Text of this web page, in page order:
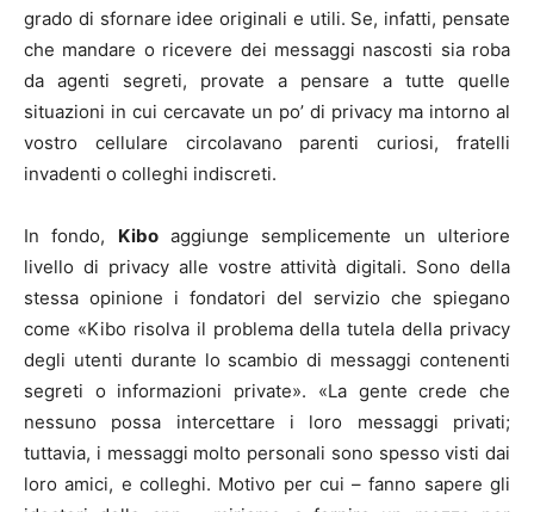
grado di sfornare idee originali e utili. Se, infatti, pensate
che mandare o ricevere dei messaggi nascosti sia roba
da agenti segreti, provate a pensare a tutte quelle
situazioni in cui cercavate un po’ di privacy ma intorno al
vostro cellulare circolavano parenti curiosi, fratelli
invadenti o colleghi indiscreti.
In fondo, Kiboaggiunge semplicemente un ulteriore
livello di privacy alle vostre attività digitali. Sono della
stessa opinione i fondatori del servizio che spiegano
come «Kibo risolva il problema della tutela della privacy
degli utenti durante lo scambio di messaggi contenenti
segreti o informazioni private». «La gente crede che
nessuno possa intercettare i loro messaggi privati;
tuttavia, i messaggi molto personali sono spesso visti dai
loro amici, e colleghi. Motivo per cui – fanno sapere gli